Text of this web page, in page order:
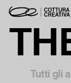
Tutti gli